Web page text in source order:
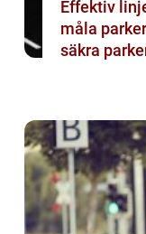
Effektiv
måla
säkra